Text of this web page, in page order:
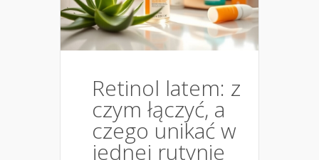
Retinol latem: z
czym łączyć, a
czego unikać w
jednej rutynie